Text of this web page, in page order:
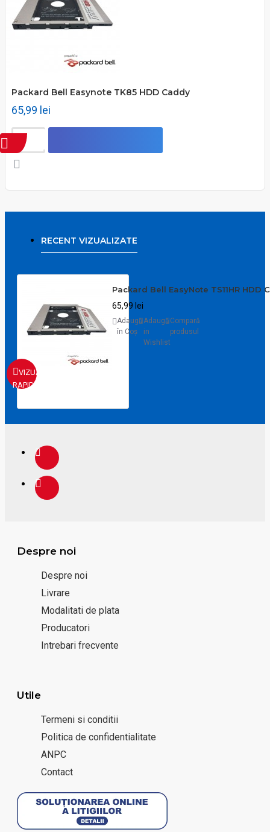
Packard Bell Easynote TK85 HDD Caddy
65,99 lei
RECENT VIZUALIZATE
VIZUALIZARE
RAPIDA
Packard Bell EasyNote TS11HR HDD
65,99 lei
Adaugă
în Coş
Adaugă
in
Wishlist
Compară
produsul
Despre noi
Despre noi
Livrare
Modalitati de plata
Producatori
Intrebari frecvente
Utile
Termeni si conditii
Politica de confidentialitate
ANPC
Contact